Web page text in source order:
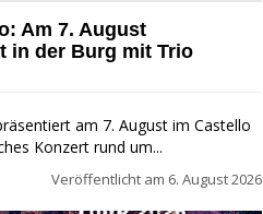
Am 7. August
in der Burg mit Trio
am 7. August im Castello
Konzert rund um...
Veröffentlicht am 6. August 2026